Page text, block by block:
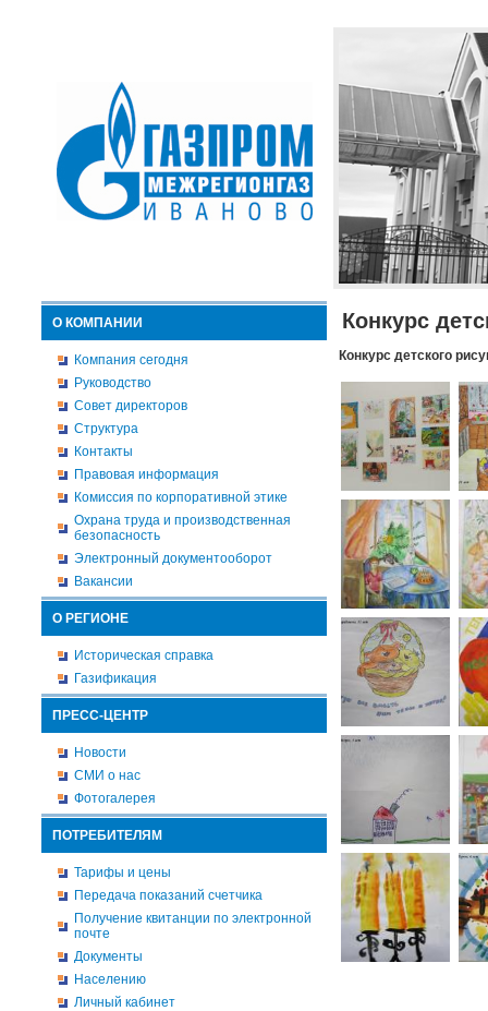
О КОМПАНИИ
Компания сегодня
Руководство
Совет директоров
Структура
Контакты
Правовая информация
Комиссия по корпоративной этике
Охрана труда и производственная
безопасность
Электронный документооборот
Вакансии
О РЕГИОНЕ
Историческая справка
Газификация
ПРЕСС-ЦЕНТР
Новости
СМИ о нас
Фотогалерея
ПОТРЕБИТЕЛЯМ
Тарифы и цены
Передача показаний счетчика
Получение квитанции по электронной
почте
Документы
Населению
Личный кабинет
Конкурс
Конкурс детского